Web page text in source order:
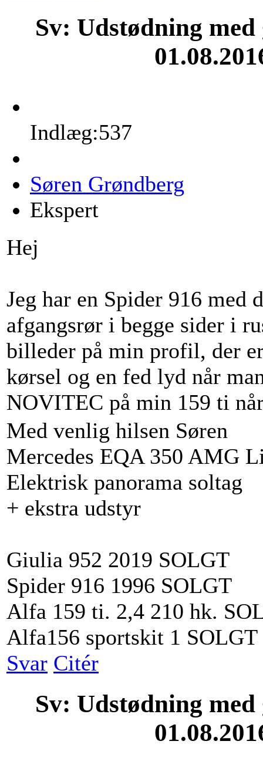
Sv: Udstødning
Indlæg:537
Søren Grøndberg
Ekspert
Hej
Jeg har en Spider 916
afgangsrør i begge sider i
billeder på min profil, der
kørsel og en fed lyd når
NOVITEC på min 159 ti
Med venlig hilsen Søren
Mercedes EQA 350 AMG
Elektrisk panorama soltag
+ ekstra udstyr
Giulia 952 2019 SOLGT
Spider 916 1996 SOLGT
Alfa 159 ti. 2,4 210 hk.
Alfa156 sportskit 1 SOLGT
Svar Citér
Sv: Udstødning